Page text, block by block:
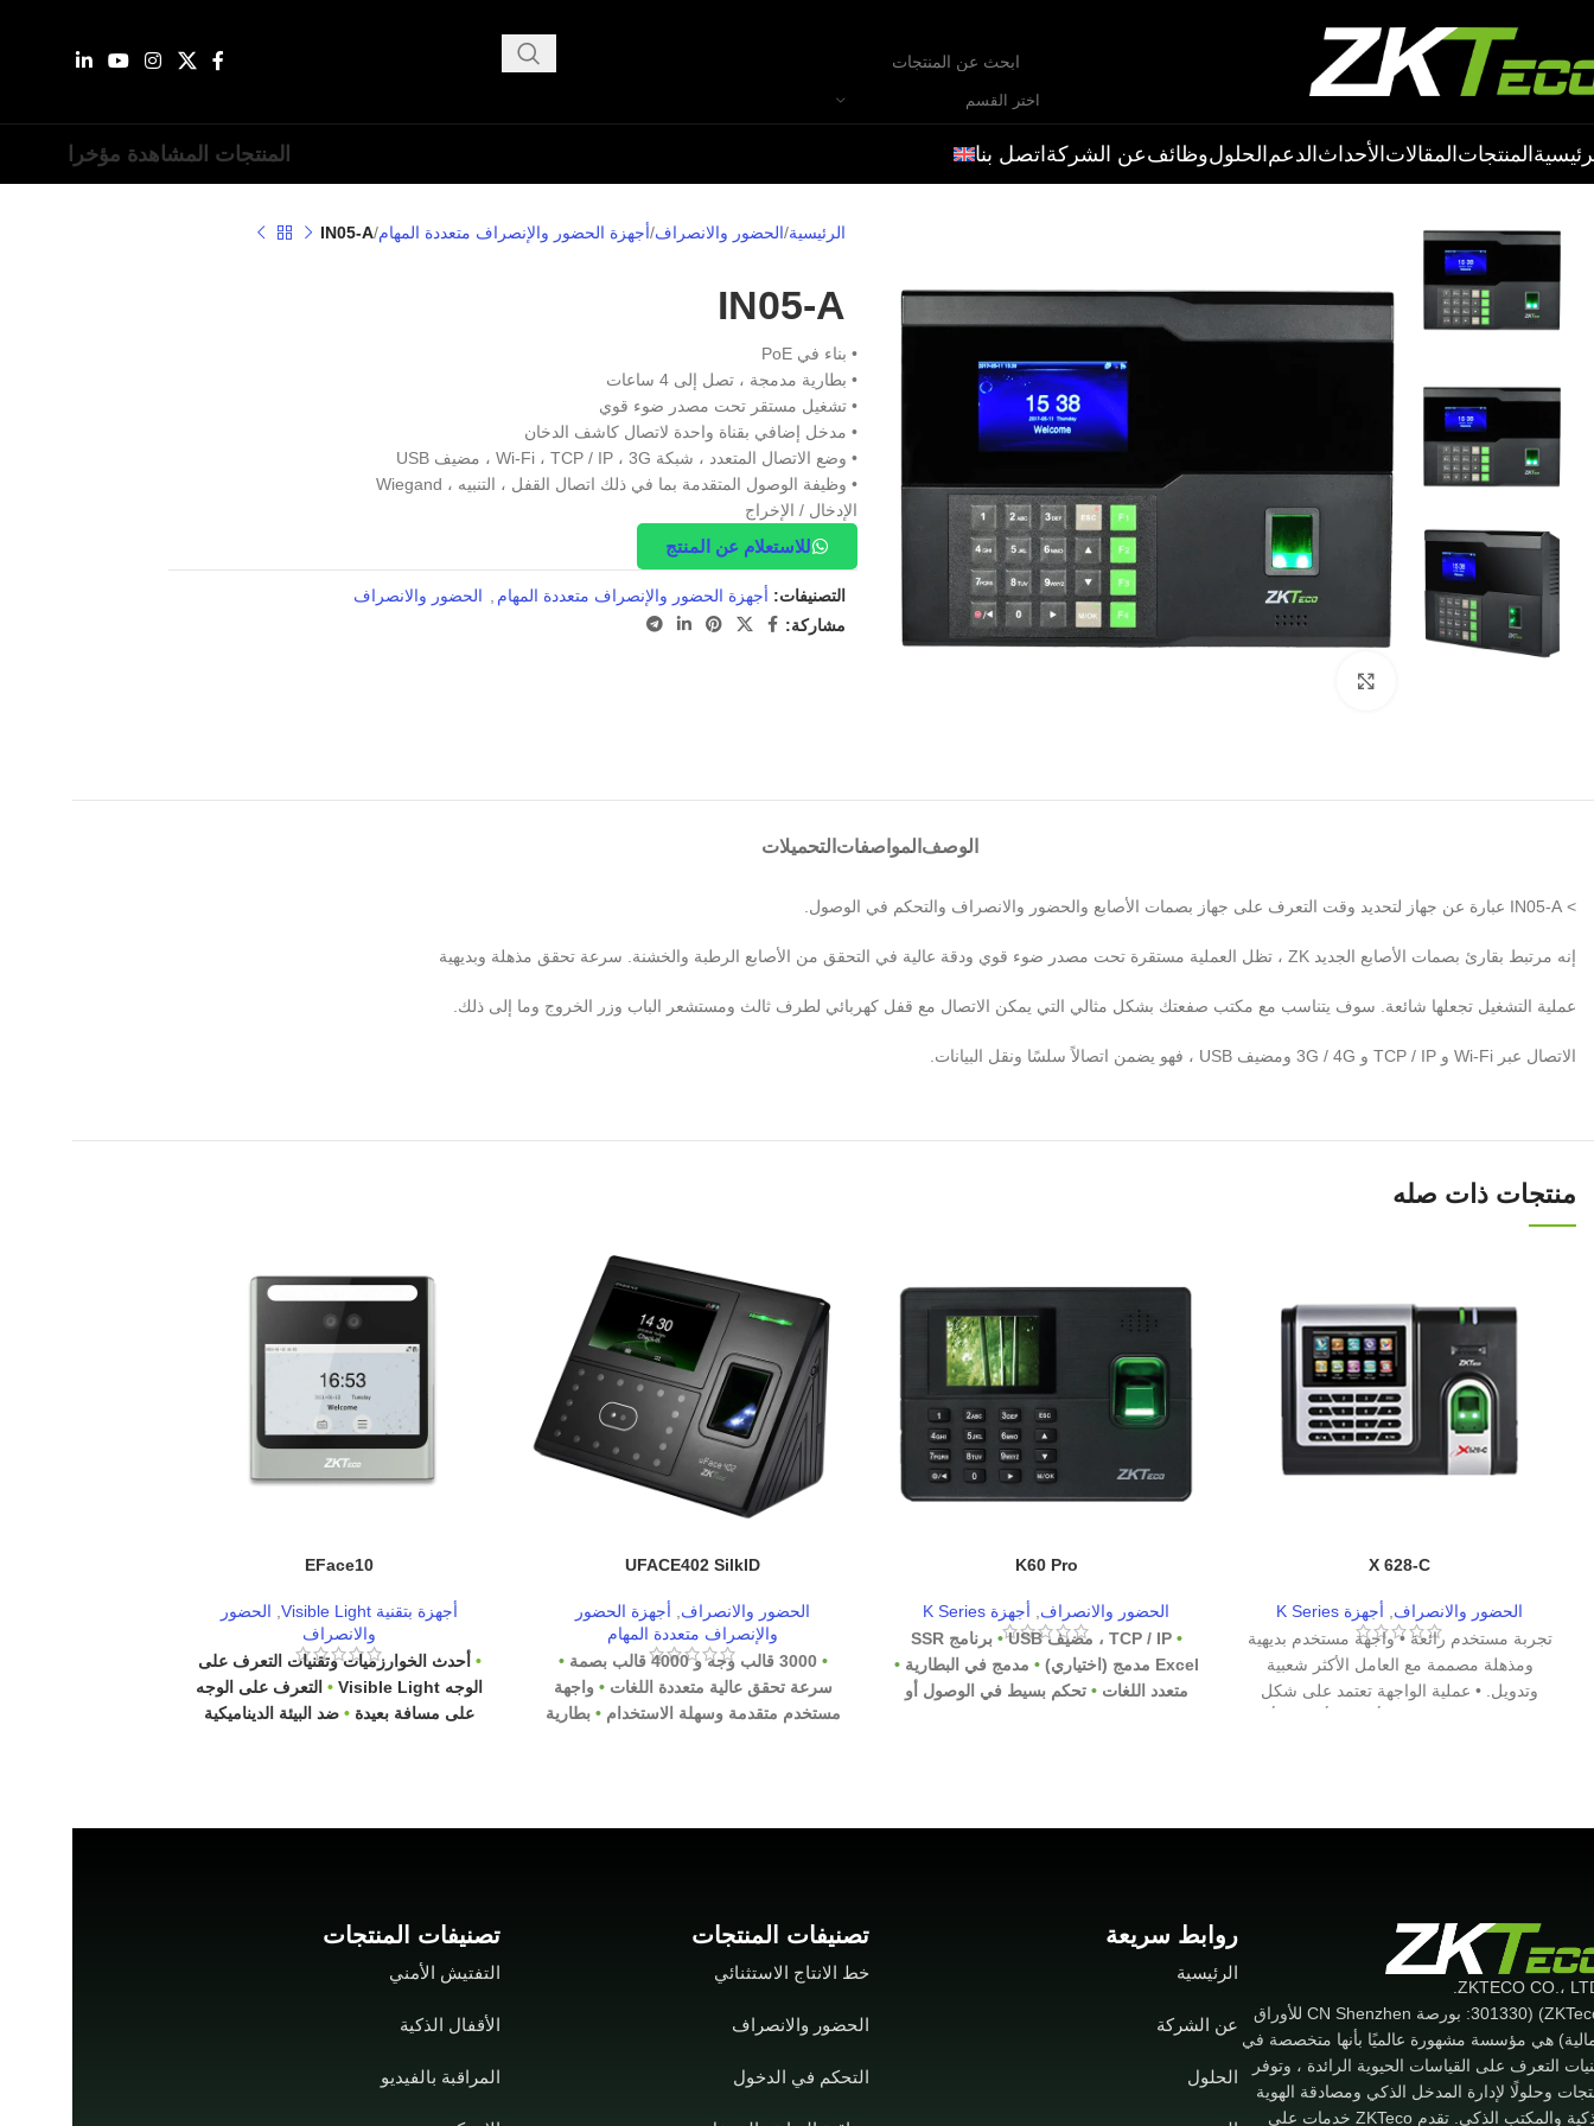
اختر القسم
المنتجاتالمقالاتالأحداثالدعمالحلولوظائفعن الشركةاتصل بنا المنتجات المشاهدة مؤخرا
الرئيسية الحضور والانصراف أجهزة الحضور والإنصراف متعددة المهام IN05-A
IN05-A
• بناء في PoE
• بطارية مدمجة ، تصل إلى 4 ساعات
• تشغيل مستقر تحت مصدر ضوء قوي
• مدخل إضافي بقناة واحدة لاتصال كاشف الدخان
• وضع الاتصال المتعدد ، شبكة Wi-Fi ، TCP / IP ، 3G ، مضيف USB
• وظيفة الوصول المتقدمة بما في ذلك اتصال القفل ، التنبيه ، Wiegand
الإدخال / الإخراج
للاستعلام عن المنتج
التصنيفات: أجهزة الحضور والإنصراف متعددة المهام
الحضور والانصراف
مشاركة:
الوصف المواصفات التحميلات
> IN05-A عبارة عن جهاز لتحديد وقت التعرف على جهاز بصمات الأصابع والحضور والانصراف والتحكم في الوصول.
إنه مرتبط بقارئ بصمات الأصابع الجديد ZK ، تظل العملية مستقرة تحت مصدر ضوء قوي ودقة عالية في التحقق من الأصابع الرطبة والخشنة. سرعة تحقق مذهلة وبديهية
عملية التشغيل تجعلها شائعة. سوف يتناسب مع مكتب صفعتك بشكل مثالي التي يمكن الاتصال مع قفل كهربائي لطرف ثالث ومستشعر الباب وزر الخروج وما إلى ذلك.
الاتصال عبر Wi-Fi و TCP / IP و 3G / 4G ومضيف USB ، فهو يضمن اتصالاً سلسًا ونقل البيانات.
منتجات ذات صله
X 628-C
الحضور والانصراف
أجهزة K Series
تجربة مستخدم رائعة • واجهة مستخدم بديهية
ومذهلة مصممة مع العامل الأكثر شعبية
وتدويل. • عملية الواجهة تعتمد على شكل
K60 Pro
الحضور والانصراف
أجهزة K Series
• TCP / IP ، مضيف USB •
برنامج SSR
Excel مدمج (اختياري)
• مدمج في البطارية •
متعدد اللغات • تحكم بسيط في الوصول أو
UFACE402 SilkID
الحضور والانصراف
أجهزة الحضور
والإنصراف متعددة المهام
•3000 قالب وجه و 4000 قالب بصمة
•
سرعة تحقق عالية متعددة اللغات •واجهة
مستخدم متقدمة وسهلة الاستخدام •بطارية
EFace10
أجهزة بتقنية Visible Light
الحضور
والانصراف
• أحدث الخوارزميات وتقنيات التعرف على
الوجه Visible Light
• التعرف على الوجه
على مسافة بعيدة • ضد البيئة الديناميكية
تصنيفات المنتجات
التفتيش الأمني
الأقفال الذكية
المراقبة بالفيديو
تصنيفات المنتجات
خط الانتاج الاستثنائي
الحضور والانصراف
التحكم في الدخول
روابط سريعة
الرئيسية
عن الشركة
الحلول
(ZKTeco) (301330: بورصة CN Shenzhen للأوراق
هي مؤسسة مشهورة عالميًا بأنها متخصصة في
التعرف على القياسات الحيوية الرائدة ، وتوفر
وحلولًا لإدارة المدخل الذكي ومصادقة الهوية
الذكية والمكتب الذكي. تقدم ZKTeco خدمات على